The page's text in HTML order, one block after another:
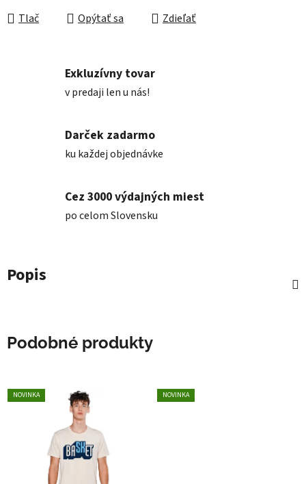
Tlač Opýtať sa Zdieľať
Exkluzívny tovar
v predaji len u nás!
Darček zadarmo
ku každej objednávke
Cez 3000 výdajných miest
po celom Slovensku
Popis
Podobné produkty
NOVINKA NOVINKA